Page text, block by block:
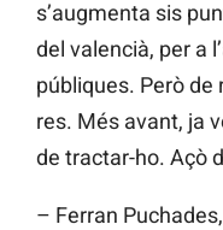
s’augmenta sis
del valencià, per a
públiques. Però de
res. Més avant, ja
de tractar-ho. Açò
– Ferran